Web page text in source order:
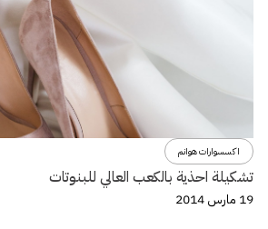
اكسسوارات هوانم
تشكيلة احذية بالكعب العالي للبنوتات
19 مارس 2014